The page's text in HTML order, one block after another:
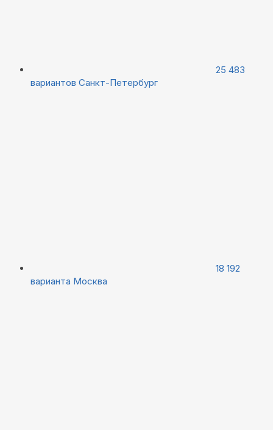
25 483
вариантов Санкт-Петербург
18 192
варианта Москва